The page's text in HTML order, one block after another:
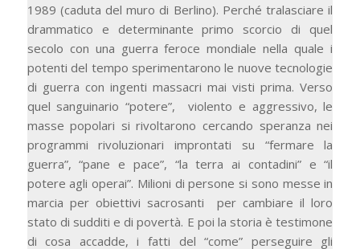
1989 (caduta del muro di Berlino). Perché tralasciare il
drammatico e determinante primo scorcio di quel
secolo con una guerra feroce mondiale nella quale i
potenti del tempo sperimentarono le nuove tecnologie
di guerra con ingenti massacri mai visti prima. Verso
quel sanguinario “potere”, violento e aggressivo, le
masse popolari si rivoltarono cercando speranza nei
programmi rivoluzionari improntati su “fermare la
guerra”, “pane e pace”, “la terra ai contadini” e “il
potere agli operai”. Milioni di persone si sono messe in
marcia per obiettivi sacrosanti per cambiare il loro
stato di sudditi e di povertà. E poi la storia è testimone
di cosa accadde, i fatti del “come” perseguire gli